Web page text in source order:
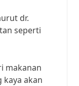
dr.
seperti
makanan
kaya akan